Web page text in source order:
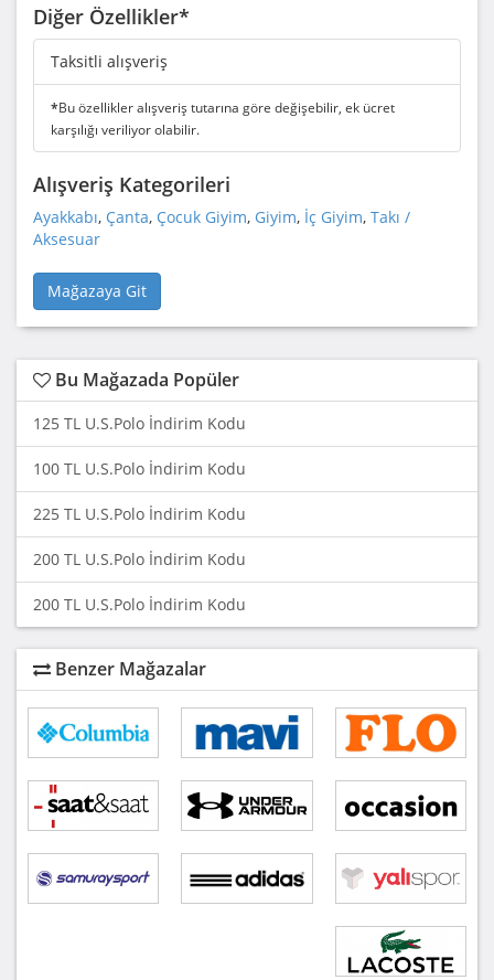
Diğer Özellikler*
Taksitli alışveriş
*Bu özellikler alışveriş tutarına göre değişebilir, ek ücret
karşılığı veriliyor olabilir.
Alışveriş Kategorileri
Ayakkabı, Çanta, Çocuk Giyim, Giyim, İç Giyim, Takı /
Aksesuar
Mağazaya Git
Bu Mağazada Popüler
125 TL U.S.Polo İndirim Kodu
100 TL U.S.Polo İndirim Kodu
225 TL U.S.Polo İndirim Kodu
200 TL U.S.Polo İndirim Kodu
200 TL U.S.Polo İndirim Kodu
Benzer Mağazalar